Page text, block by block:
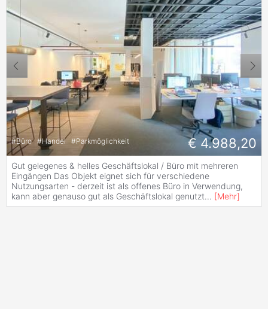
#Büro #Handel #Parkmöglichkeit € 4.988,20
Gut gelegenes & helles Geschäftslokal / Büro mit mehreren
Eingängen Das Objekt eignet sich für verschiedene
Nutzungsarten - derzeit ist als offenes Büro in Verwendung,
kann aber genauso gut als Geschäftslokal genutzt... [Mehr]